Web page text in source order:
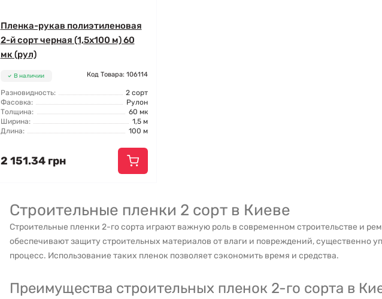
Пленка-рукав полиэтиленовая
2-й сорт черная (1,5x100 м) 60
мк (рул)
В наличии Код Товара: 106114
Разновидность:
2 сорт
Фасовка:
Рулон
Толщина:
60 мк
Ширина:
1,5 м
Длина:
100 м
2 151.34 грн
Строительные пленки 2 сорт в Киеве
Строительные пленки 2-го сорта играют важную роль в современном строительстве и
обеспечивают защиту строительных материалов от влаги и повреждений, существенно
процесс. Использование таких пленок позволяет сэкономить время и средства.
Преимущества строительных пленок 2-го сорта в